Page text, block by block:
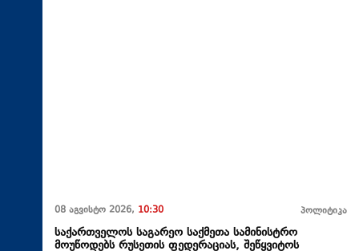
08 აგვისტო 2026, 10:30 პოლიტიკა
საქართველოს საგარეო საქმეთა სამინისტრო
მოუწოდებს რუსეთის ფედერაციას, შეწყვიტოს